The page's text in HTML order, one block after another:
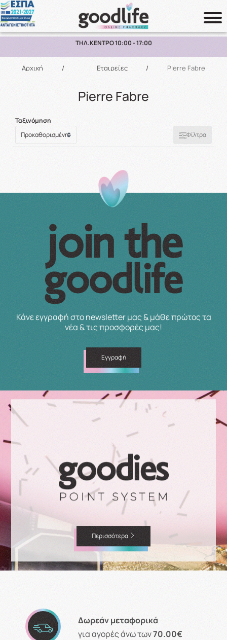
Αναζήτηση
ΤΗΛ.ΚΕΝΤΡΟ 10:00 - 17:00
Αρχική / Εταιρείες / Pierre Fabre
Pierre Fabre
Ταξινόμηση
Φίλτρα
Κάνε εγγραφή στο newsletter μας & μάθε πρώτος τα
νέα & τις προσφορές μας!
Εγγραφή
Περισσότερα
Δωρεάν μεταφορικά
για αγορές άνω των70.00€